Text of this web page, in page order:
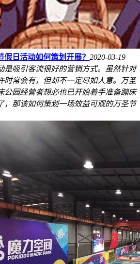
日活动如何策划开展？ 2020-03-19
是吸引客流很好的营销方式。虽然针对
时常会有，但却不一定尽如人意。万圣
公园经营者想必也已开始着手准备蹦床
，那该如何策划一场效益可观的万圣节